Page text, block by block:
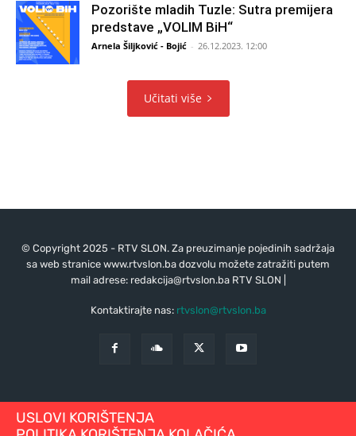
Pozorište mladih Tuzle: Sutra premijera
predstave „VOLIM BiH“
Arnela Šiljković - Bojić - 26.12.2023. 12:00
Učitati više
© Copyright 2025 - RTV SLON. Za preuzimanje pojedinih sadržaja
sa web stranice www.rtvslon.ba dozvolu možete zatražiti putem
mail adrese: redakcija@rtvslon.baRTV SLON |
Kontaktirajte nas: rtvslon@rtvslon.ba
USLOVI KORIŠTENJA